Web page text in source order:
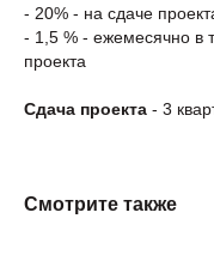
- 20% - на сдаче
- 1,5 % - ежемесячно в
проекта
Сдача проекта - 3
Смотрите также